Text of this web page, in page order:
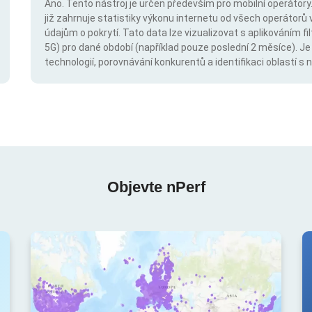
Ano. Tento nástroj je určen především pro mobilní
již zahrnuje statistiky výkonu internetu od všech operátorů
údajům o pokrytí. Tato data lze vizualizovat s aplikováním
5G) pro dané období (například pouze poslední 2 měsíce).
technologií, porovnávání konkurentů a identifikaci oblastí s
Objevte nPerf